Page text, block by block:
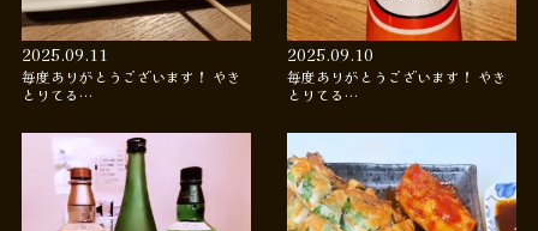
2025.09.11
毎度ありがとうございます！ やき
とりてる…
2025.09.10
毎度ありがとうございます！ やき
とりてる…